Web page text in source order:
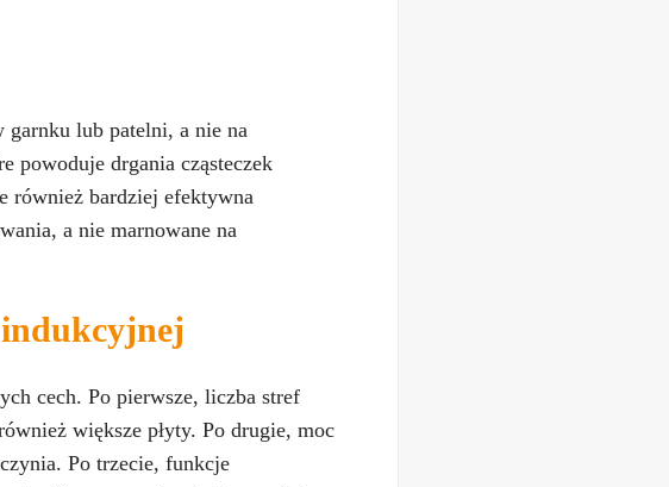
garnku lub patelni, a nie na
powoduje drgania cząsteczek
również bardziej efektywna
a nie marnowane na
indukcyjnej
cech. Po pierwsze, liczba stref
większe płyty. Po drugie, moc
Po trzecie, funkcje